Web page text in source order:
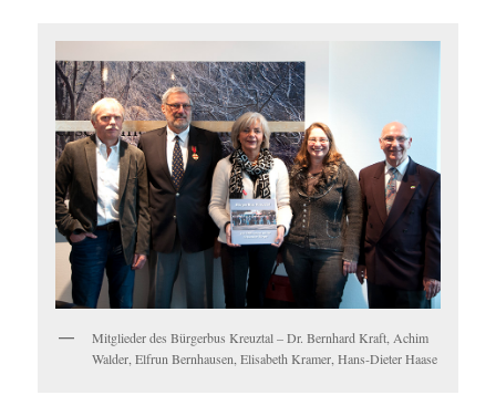
Mitglieder des Bürgerbus Kreuztal – Dr. Bernhard Kraft, Achim
Walder, Elfrun Bernhausen, Elisabeth Kramer, Hans-Dieter Haase